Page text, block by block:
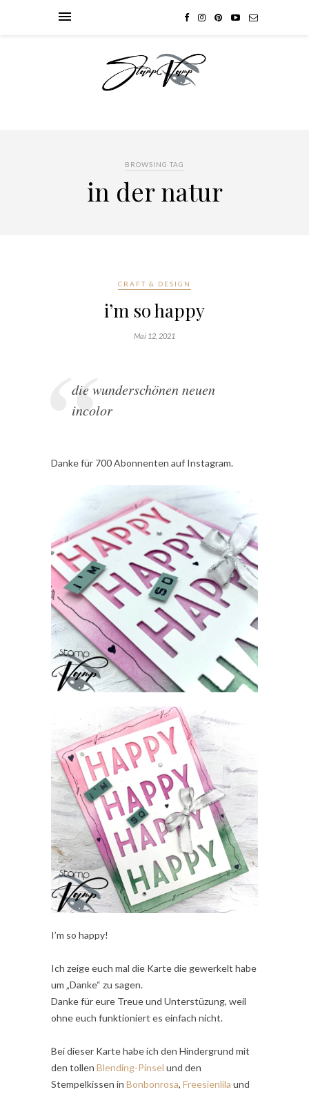
BROWSING TAG
in der natur
CRAFT & DESIGN
i’m so happy
Mai 12, 2021
die wunderschönen neuen
incolor
Danke für 700 Abonnenten auf Instagram.
I’m so happy!
Ich zeige euch mal die Karte die gewerkelt habe
um „Danke“ zu sagen.
Danke für eure Treue und Unterstüzung, weil
ohne euch funktioniert es einfach nicht.
Bei dieser Karte habe ich den Hindergrund mit
den tollen Blending-Pinsel und den
Stempelkissen in Bonbonrosa, Freesienlila und